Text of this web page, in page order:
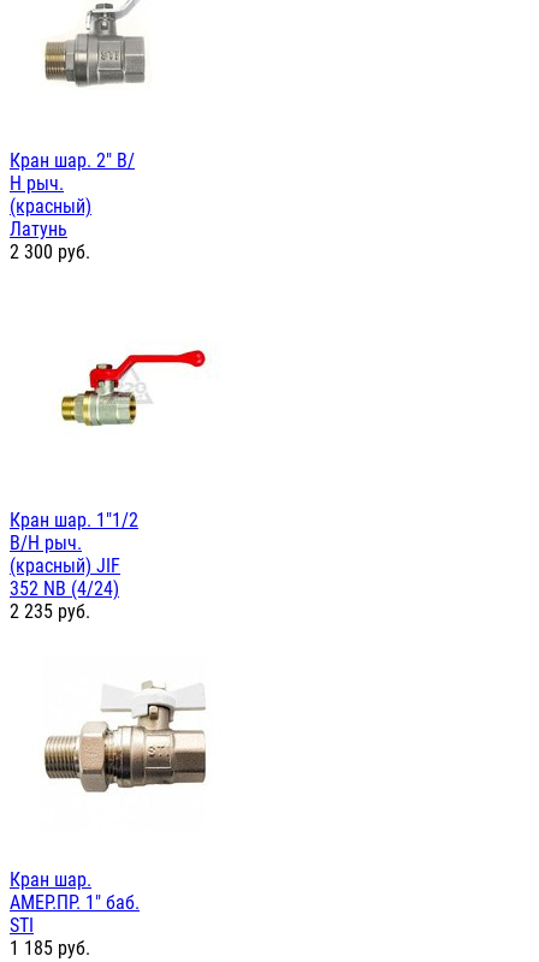
Кран шар. 2" В/
Н рыч.
(красный)
Латунь
2 300 руб.
Кран шар. 1"1/2
В/Н рыч.
(красный) JIF
352 NB (4/24)
2 235 руб.
Кран шар.
АМЕР.ПР. 1" баб.
STI
1 185 руб.